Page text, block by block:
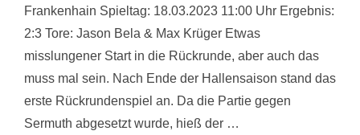
Frankenhain Spieltag: 18.03.2023 11:00 Uhr Ergebnis:
2:3 Tore: Jason Bela & Max Krüger Etwas
misslungener Start in die Rückrunde, aber auch das
muss mal sein. Nach Ende der Hallensaison stand das
erste Rückrundenspiel an. Da die Partie gegen
Sermuth abgesetzt wurde, hieß der …